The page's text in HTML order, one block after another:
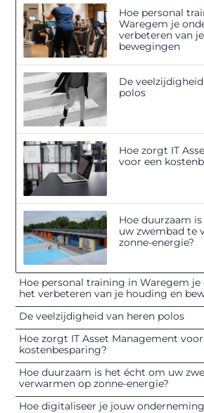
Hoe personal
Waregem je
verbeteren van
bewegingen
De
polos
Hoe zorgt IT
voor een
Hoe duurzaam
uw zwembad te
zonne-energie?
Hoe personal training in Waregem
het verbeteren van je houding en
De veelzijdigheid van heren polos
Hoe zorgt IT Asset Management
kostenbesparing?
Hoe duurzaam is het écht om uw
verwarmen op zonne-energie?
Hoe digitaliseer je jouw